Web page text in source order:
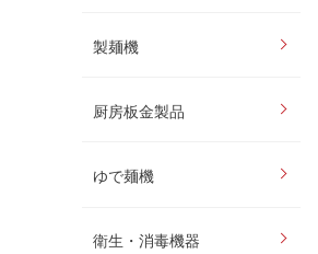
製麺機
厨房板金製品
ゆで麺機
衛生・消毒機器